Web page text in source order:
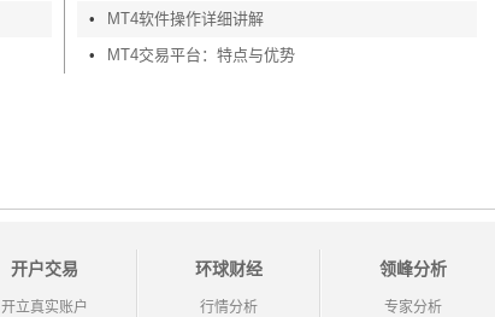
•
MT4软件操作详细讲解
•
MT4交易平台：特点与优势
开户交易
开立真实账户
环球财经
行情分析
领峰分析
专家分析